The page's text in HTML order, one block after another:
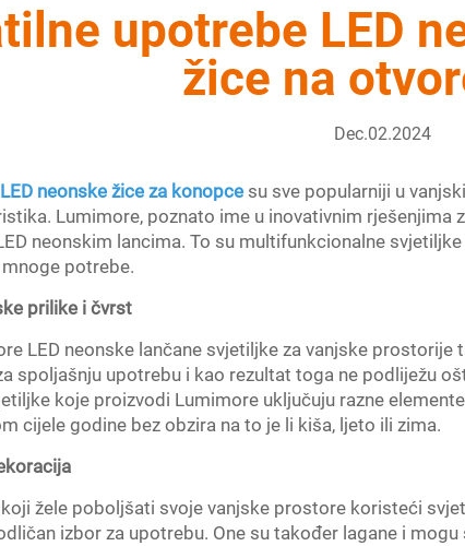
upotrebe LED
žice na
Dec.02.2024
LED neonske žice za konopce su sve popularniji u
Lumimore, poznato ime u inovativnim
neonskim lancima. To su multifunkcionalne
potrebe.
prilike i čvrst
LED neonske lančane svjetiljke za vanjske
spoljašnju upotrebu i kao rezultat toga ne podliježu
koje proizvodi Lumimore uključuju razne
cijele godine bez obzira na to je li kiša, ljeto ili zima.
žele poboljšati svoje vanjske prostore koristeći
izbor za upotrebu. One su također lagane i